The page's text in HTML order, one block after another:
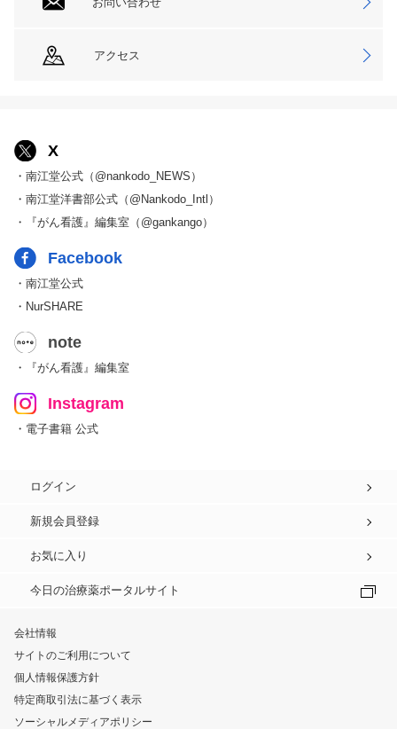
アクセス
X
・南江堂公式（@nankodo_NEWS）
・南江堂洋書部公式（@Nankodo_Intl）
・『がん看護』編集室（@gankango）
Facebook
・南江堂公式
・NurSHARE
note
・『がん看護』編集室
Instagram
・電子書籍 公式
ログイン
新規会員登録
お気に入り
今日の治療薬ポータルサイト
会社情報
サイトのご利用について
個人情報保護方針
特定商取引法に基づく表示
ソーシャルメディアポリシー